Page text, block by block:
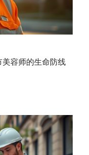
容师的生命防线